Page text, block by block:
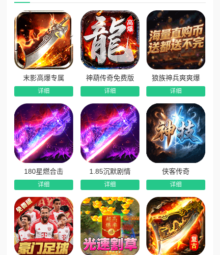
末影高爆专属
详细
神葫传奇免费版
详细
狼族神兵爽爽爆
详细
180星燃合击
详细
1.85沉默剧情
详细
侠客传奇
详细